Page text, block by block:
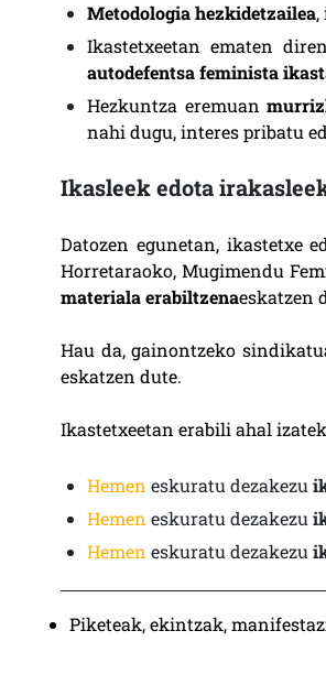
Metodologia hezkidetzailea
Ikastetxeetan ematen
autodefentsa feminista
Hezkuntza eremuan
nahi dugu, interes pribatu
Ikasleek edota
Datozen egunetan, ikastetxe
Horretaraoko, Mugimendu
materiala erabiltzenaeskatzen
Hau da, gainontzeko
eskatzen dute.
Ikastetxeetan erabili ahal
Hemen eskuratu dezakezu
Hemen eskuratu dezakezu
Hemen eskuratu dezakezu
Piketeak, ekintzak,